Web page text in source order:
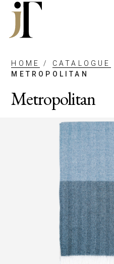
HOME / CATALOGUE
METROPOLITAN
Metropolitan